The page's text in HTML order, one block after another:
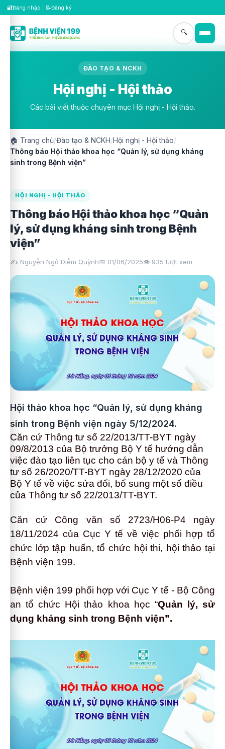
🔐Đăng nhập 📝Đăng ký
🔍
ĐÀO TẠO & NCKH
Hội nghị - Hội thảo
Các bài viết thuộc chuyên mục Hội nghị - Hội thảo.
🏠 Trang chủ/Đào tạo & NCKH/Hội nghị - Hội thảo/
Thông báo Hội thảo khoa học “Quản lý, sử dụng kháng
sinh trong Bệnh viện”
HỘI NGHỊ - HỘI THẢO
Thông báo Hội thảo khoa học “Quản
lý, sử dụng kháng sinh trong Bệnh
viện”
✍️ Nguyễn Ngô Diễm Quỳnh📅 01/06/2025👁️ 935 lượt xem
Hội thảo khoa học “Quản lý, sử dụng kháng
sinh trong Bệnh viện ngày 5/12/2024.
Căn cứ Thông tư số 22/2013/TT-BYT ngày
09/8/2013 của Bộ trưởng Bộ Y tế hướng dẫn
việc đào tạo liên tục cho cán bộ y tế và Thông
tư số 26/2020/TT-BYT ngày 28/12/2020 của
Bộ Y tế về việc sửa đổi, bổ sung một số điều
của Thông tư số 22/2013/TT-BYT.
Căn cứ Công văn số 2723/H06-P4 ngày
18/11/2024 của Cục Y tế về việc phối hợp tổ
chức lớp tập huấn, tổ chức hội thi, hội thảo tại
Bệnh viện 199.
Bệnh viện 199 phối hợp với Cục Y tế - Bộ Công
an tổ chức Hội thảo khoa học “Quản lý, sử
dụng kháng sinh trong Bệnh viện”.